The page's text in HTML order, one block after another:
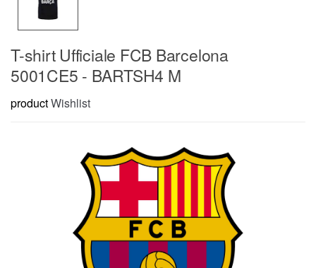
T-shirt Ufficiale FCB Barcelona
5001CE5 - BARTSH4 M
productWishlist